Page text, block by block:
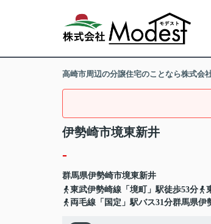
高崎市周辺の分譲住宅のことなら株式会
伊勢崎市境東新井
-
群馬県伊勢崎市境東新井
東武伊勢崎線「境町」駅徒歩53分
両毛線「国定」駅バス31分群馬県